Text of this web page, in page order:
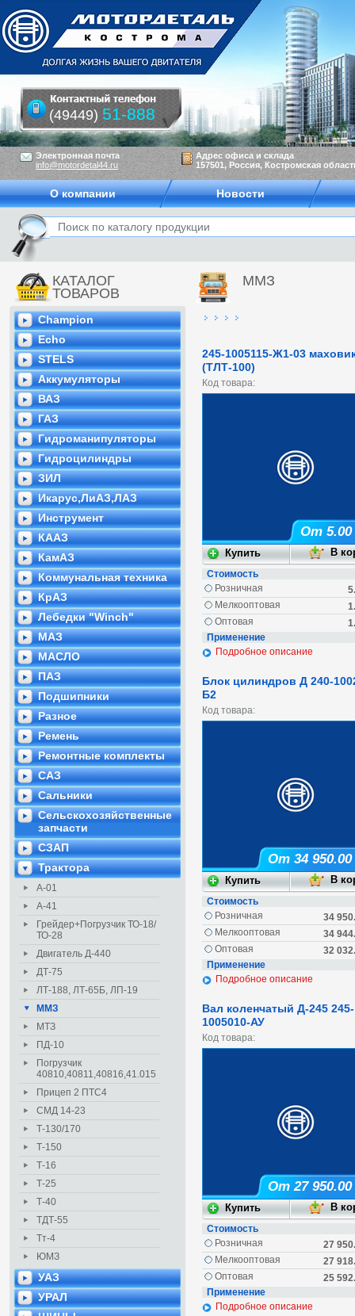
КАТАЛОГ
ТОВАРОВ
Champion
Echo
STELS
Аккумуляторы
ВАЗ
ГАЗ
Гидроманипуляторы
Гидроцилиндры
ЗИЛ
Икарус,ЛиАЗ,ЛАЗ
Инструмент
КААЗ
КамАЗ
Коммунальная техника
КрАЗ
Лебедки "Winch"
МАЗ
МАСЛО
ПАЗ
Подшипники
Разное
Ремень
Ремонтные комплекты
САЗ
Сальники
Сельскохозяйственные
запчасти
СЗАП
Трактора
А-01
А-41
Грейдер+Погрузчик ТО-18/
ТО-28
Двигатель Д-440
ДТ-75
ЛТ-188, ЛТ-65Б, ЛП-19
ММЗ
МТЗ
ПД-10
Погрузчик
40810,40811,40816,41.015
Прицеп 2 ПТС4
СМД 14-23
Т-130/170
Т-150
Т-16
Т-25
Т-40
ТДТ-55
Тт-4
ЮМЗ
УАЗ
УРАЛ
ММЗ
245-1005115-Ж1-03
(ТЛТ-100)
Код товара:
От 5.00
Стоимость
Розничная
Мелкооптовая
Оптовая
Применение
Подробное описание
Блок цилиндров Д 240-
Б2
Код товара:
От 34 950.00
Стоимость
34
Розничная
34
Мелкооптовая
32
Оптовая
Применение
Подробное описание
Вал коленчатый Д-245 245-
1005010-АУ
Код товара:
От 27 950.00
Стоимость
27
Розничная
27
Мелкооптовая
25
Оптовая
Применение
Подробное описание
Электронная почта
info@motordetal44.ru
Адрес офиса и склада
157501, Россия, Костромская
(49449) 51-888
О компании Новости